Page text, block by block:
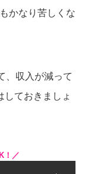
かなり苦しくな
、収入が減って
しておきましょ
！／